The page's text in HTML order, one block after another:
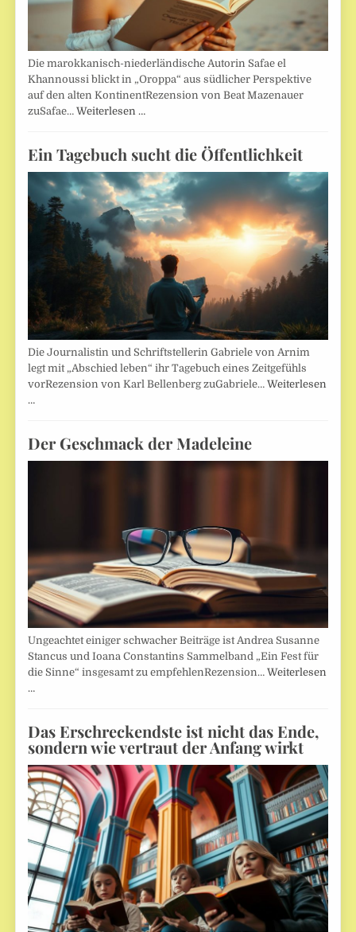
Die marokkanisch-niederländische Autorin Safae el
Khannoussi blickt in „Oroppa“ aus südlicher Perspektive
auf den alten KontinentRezension von Beat Mazenauer
zuSafae…Weiterlesen …
Ein Tagebuch sucht die Öffentlichkeit
Die Journalistin und Schriftstellerin Gabriele von Arnim
legt mit „Abschied leben“ ihr Tagebuch eines Zeitgefühls
vorRezension von Karl Bellenberg zuGabriele…Weiterlesen
…
Der Geschmack der Madeleine
Ungeachtet einiger schwacher Beiträge ist Andrea Susanne
Stancus und Ioana Constantins Sammelband „Ein Fest für
die Sinne“ insgesamt zu empfehlenRezension…Weiterlesen
…
Das Erschreckendste ist nicht das Ende,
sondern wie vertraut der Anfang wirkt